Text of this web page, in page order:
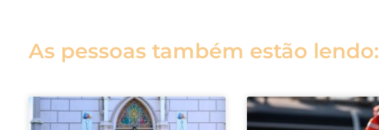
As pessoas também estão lendo: